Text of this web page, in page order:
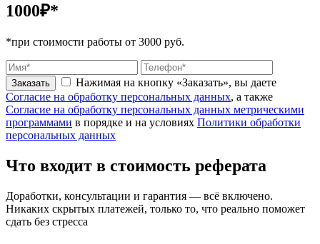
1000₽*
*при стоимости работы от 3000 руб.
Заказать
Нажимая на кнопку «Заказать», вы даете
Согласие на обработку персональных данных, а также
Согласие на обработку персональных данных метрическими
программами в порядке и на условиях Политики обработки
персональных данных
Что входит в стоимость реферата
Доработки, консультации и гарантия — всё включено.
Никаких скрытых платежей, только то, что реально поможет
сдать без стресса